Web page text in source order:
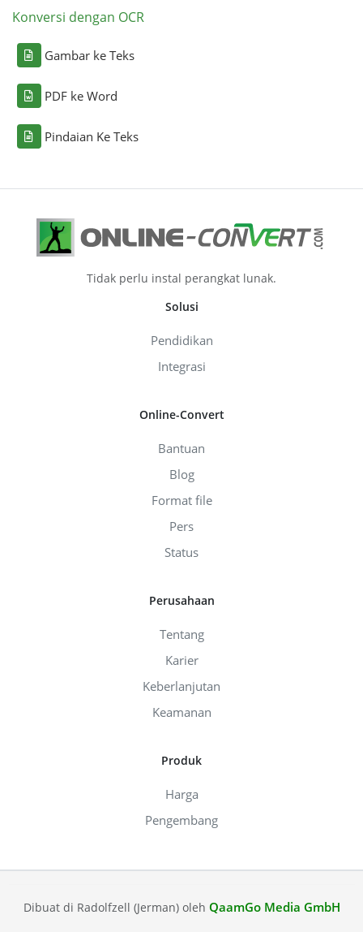
Konversi dengan OCR
Gambar ke Teks
PDF ke Word
Pindaian Ke Teks
Tidak perlu instal perangkat lunak.
Solusi
Pendidikan
Integrasi
Online-Convert
Bantuan
Blog
Format file
Pers
Status
Perusahaan
Tentang
Karier
Keberlanjutan
Keamanan
Produk
Harga
Pengembang
Dibuat di Radolfzell (Jerman) oleh QaamGo Media GmbH